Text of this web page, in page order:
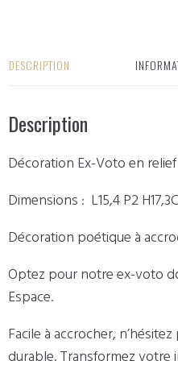
DESCRIPTION
Description
Décoration Ex-Voto en relief
Dimensions : L15,4 P2
Décoration poétique à
Optez pour notre ex-voto
Espace.
Facile à accrocher,
durable. Transformez votre